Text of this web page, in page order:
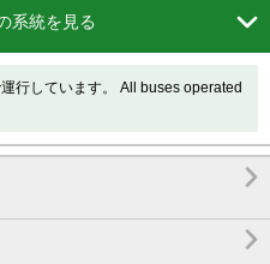
系統を見る 
行しています。 All buses operated

